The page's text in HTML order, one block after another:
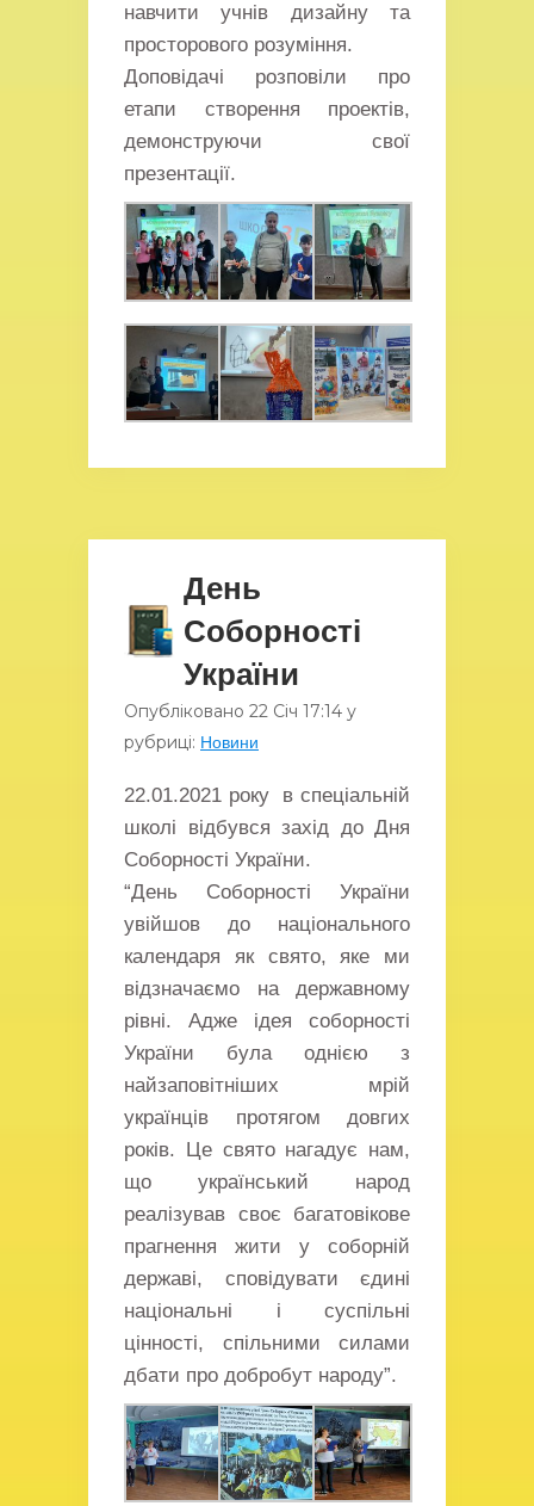
навчити учнів дизайну та
просторового розуміння.
Доповідачі розповіли про
етапи створення проектів,
демонструючи свої
презентації.
День
Соборності
України
Опубліковано 22 Січ 17:14 у
рубриці: Новини
22.01.2021 року в спеціальній
школі відбувся захід до Дня
Соборності України.
“День Соборності України
увійшов до національного
календаря як свято, яке ми
відзначаємо на державному
рівні. Адже ідея соборності
України була однією з
найзаповітніших мрій
українців протягом довгих
років. Це свято нагадує нам,
що український народ
реалізував своє багатовікове
прагнення жити у соборній
державі, сповідувати єдині
національні і суспільні
цінності, спільними силами
дбати про добробут народу”.